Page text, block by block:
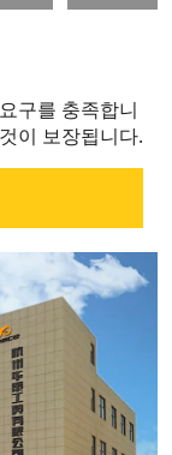
구를 충족합니
이 보장됩니다.